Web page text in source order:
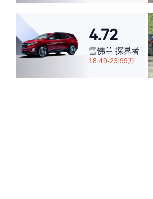
4.72
雪佛兰 探界者
18.49-23.99万